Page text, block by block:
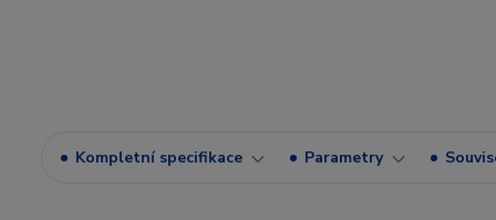
Kompletní specifikace Parametry